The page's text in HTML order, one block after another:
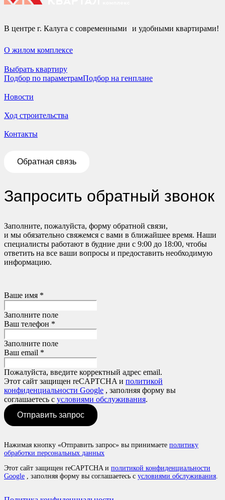
В центре г. Калуга с современными и удобными квартирами!
О жилом комплексе
Выбрать квартиру
Подбор по параметрамПодбор на генплане
Новости
Ход строительства
Контакты
Обратная связь
Запросить обратный звонок
Заполните, пожалуйста, форму обратной связи,
и мы обязательно свяжемся с вами в ближайшее время. Наши
специалисты работают в будние дни с 9:00 до 18:00, чтобы
ответить на все ваши вопросы и предоставить необходимую
информацию.
Ваше имя *
Заполните поле
Ваш телефон *
Заполните поле
Ваш email *
Пожалуйста, введите корректный адрес email.
Этот сайт защищен reCAPTCHA и политикой
конфиденциальности Google , заполняя форму вы
соглашаетесь с условиями обслуживания.
Отправить запрос
Нажимая кнопку «Отправить запрос» вы принимаете политику
обработки персональных данных
Этот сайт защищен reCAPTCHA и политикой конфиденциальности
Google , заполняя форму вы соглашаетесь с условиями обслуживания